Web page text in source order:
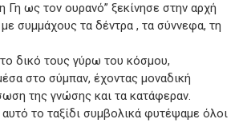
Γη ως τον ουρανό” ξεκίνησε στην αρχή
συμμάχους τα δέντρα , τα σύννεφα, τη
δικό τους γύρω του κόσμου,
στο σύμπαν, έχοντας μοναδική
της γνώσης και τα κατάφεραν.
το ταξίδι συμβολικά φυτέψαμε όλοι